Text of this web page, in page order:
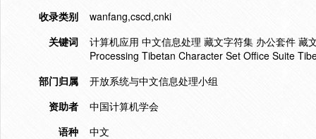
收录类别
wanfang,cscd,cnki
关键词
计算机应用 中文信息处理 藏文字符集 办公套件
Processing Tibetan Character Set Office Suite
部门归属
开放系统与中文信息处理小组
资助者
中国计算机学会
语种
中文